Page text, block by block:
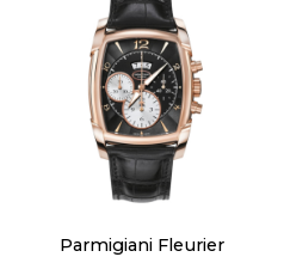
Parmigiani Fleurier